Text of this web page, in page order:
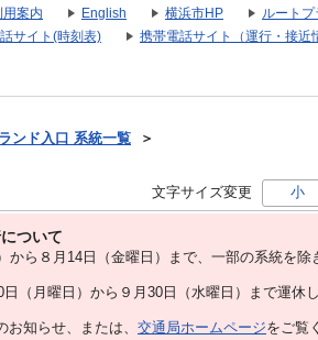
用案内 English 横浜市HP ルート
サイト(時刻表) 携帯電話サイト（運行・接近
ンド入口 系統一覧 ＞
文字サイズ変更 小
ついて
ら８⽉14⽇（金曜日）まで、⼀部の系統を除
（月曜日）から９月30日（水曜日）まで運休し
知らせ、または、 交通局ホームページをご覧